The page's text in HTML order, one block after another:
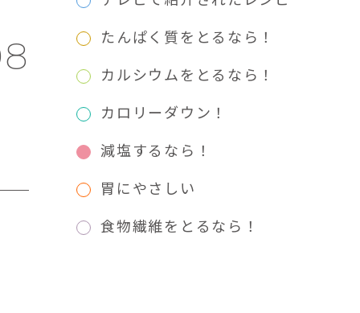
たんぱく質をとるなら！
カルシウムをとるなら！
カロリーダウン！
減塩するなら！
胃にやさしい
食物繊維をとるなら！